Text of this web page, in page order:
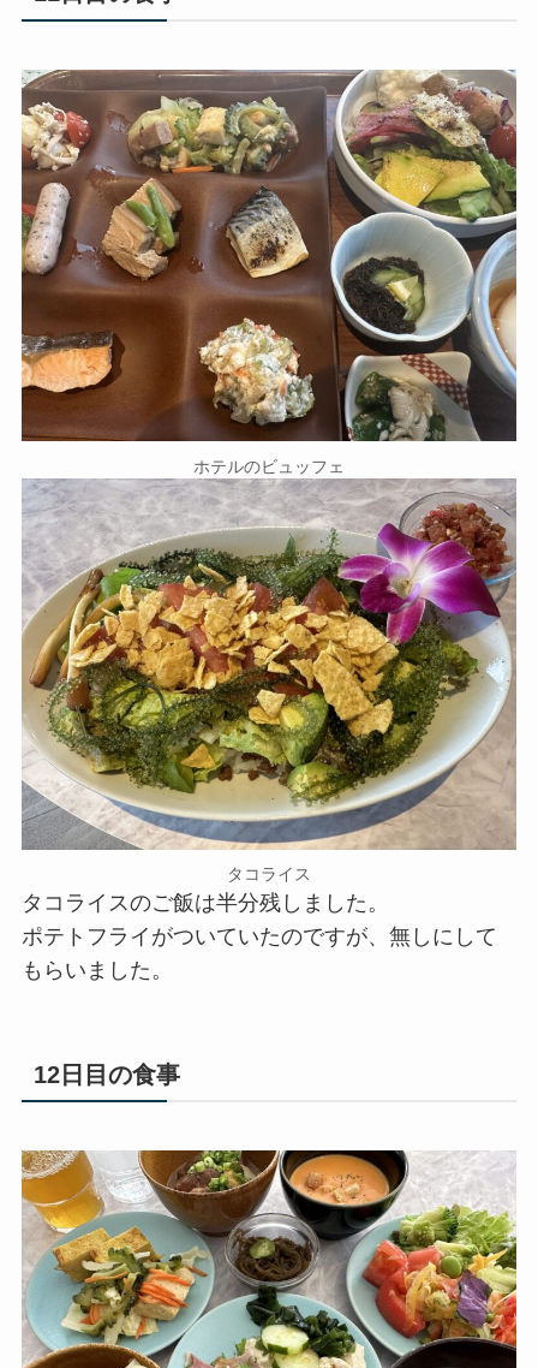
ホテルのビュッフェ
タコライス
タコライスのご飯は半分残しました。
ポテトフライがついていたのですが、無しにして
もらいました。
12日目の食事